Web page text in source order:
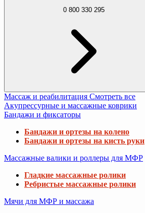
0 800 330 295
Массаж и реабилитация Смотреть все
Акупрессурные и массажные коврики
Бандажи и фиксаторы
Бандажи и ортезы на колено
Бандажи и ортезы на кисть руки
Массажные валики и роллеры для МФР
Гладкие массажные ролики
Ребристые массажные ролики
Мячи для МФР и массажа